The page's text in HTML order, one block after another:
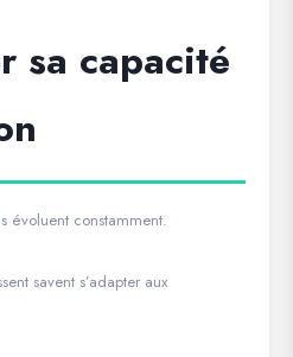
sa capacité
évoluent constamment.
savent s’adapter aux